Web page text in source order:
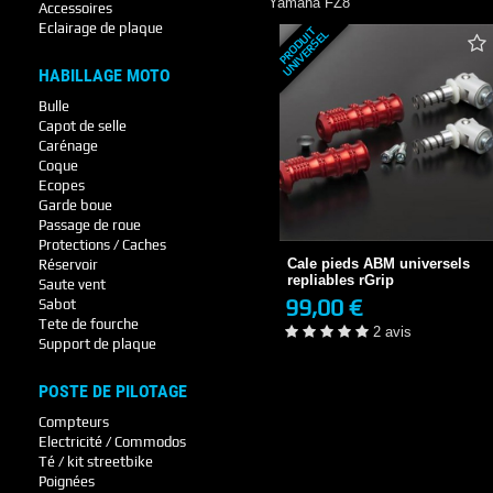
Accessoires
Eclairage de plaque
HABILLAGE MOTO
Bulle
Capot de selle
Carénage
Coque
Ecopes
Garde boue
Passage de roue
Protections / Caches
Réservoir
Saute vent
Sabot
Tete de fourche
Support de plaque
POSTE DE PILOTAGE
Compteurs
Electricité / Commodos
Té / kit streetbike
Poignées
P
R
O
D
U
I
T
U
N
I
V
E
R
S
E
L
Cale pieds ABM universels
repliables rGrip
99,00 €
Cale pieds ABM universels
99,00 €
2 avis
+ DE DÉTAILS
2 avis